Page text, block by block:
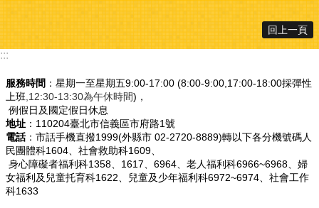
回上一頁
:::
服務時間 ：星期一至星期五9:00-17:00 (8:00-9:00,17:00-18:00採彈性
上班 ,12:30-13:30為午休時間)，
例假日及國定假日休息
地址 ：110204臺北市信義區市府路1號
電話：市話手機直撥1999(外縣市 02-2720-8889)轉以下各分機號碼人
民團體科1604、社會救助科1609、
身心障礙者福利科1358、1617、6964、老人福利科6966~6968、婦
女福利及兒童托育科1622、兒童及少年福利科6972~6974、社會工作
科1633